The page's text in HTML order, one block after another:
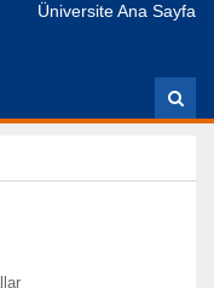
Üniversite Ana Sayfa
A
r